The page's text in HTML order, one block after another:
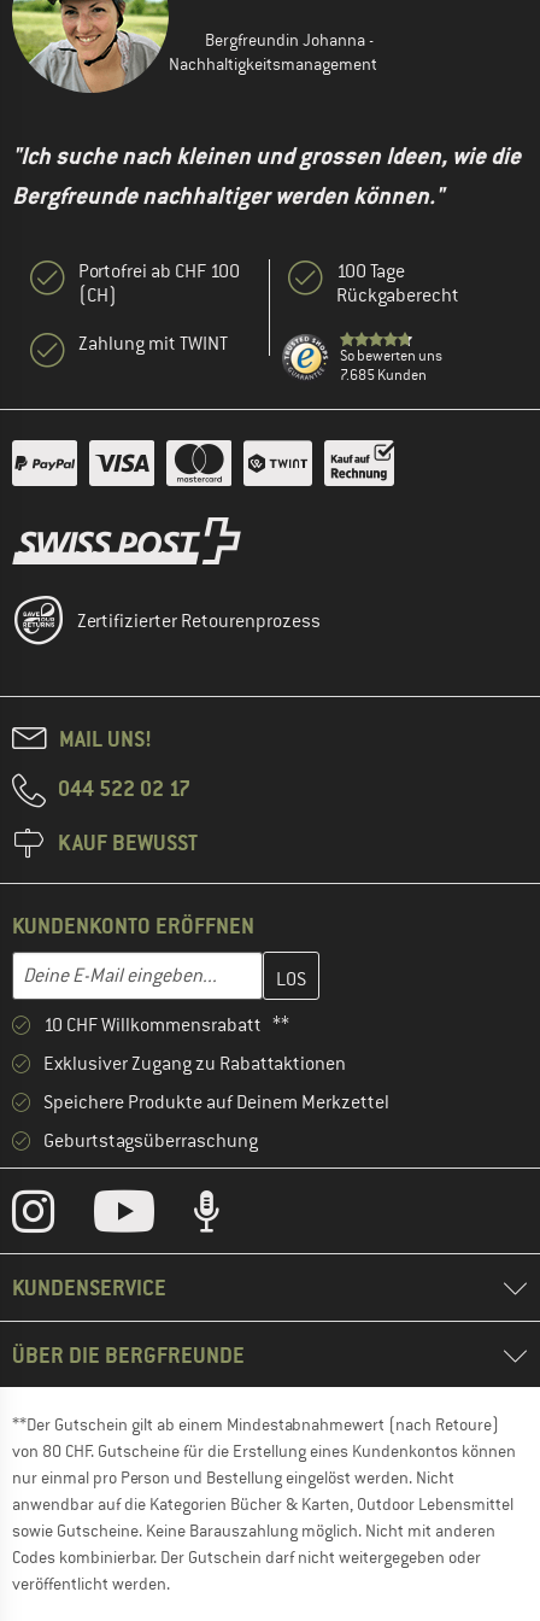
Bergfreundin Johanna -
Nachhaltigkeitsmanagement
"Ich suche nach kleinen und grossen Ideen, wie die
Bergfreunde nachhaltiger werden können."
Portofrei ab CHF 100
(CH)
Zahlung mit TWINT
100 Tage
Rückgaberecht
So bewerten uns
7.685 Kunden
Zertifizierter Retourenprozess
MAIL UNS!
044 522 02 17
KAUF BEWUSST
KUNDENKONTO ERÖFFNEN
E-Mail-Adresse
Gib hier deine E-Mail-Adresse ein und erstelle im nächsten
10 CHF Willkommensrabatt **
Exklusiver Zugang zu Rabattaktionen
Speichere Produkte auf Deinem Merkzettel
Geburtstagsüberraschung
KUNDENSERVICE
ÜBER DIE BERGFREUNDE
**Der Gutschein gilt ab einem Mindestabnahmewert (nach Retoure)
von 80 CHF. Gutscheine für die Erstellung eines Kundenkontos können
nur einmal pro Person und Bestellung eingelöst werden. Nicht
anwendbar auf die Kategorien Bücher & Karten, Outdoor Lebensmittel
sowie Gutscheine. Keine Barauszahlung möglich. Nicht mit anderen
Codes kombinierbar. Der Gutschein darf nicht weitergegeben oder
veröffentlicht werden.